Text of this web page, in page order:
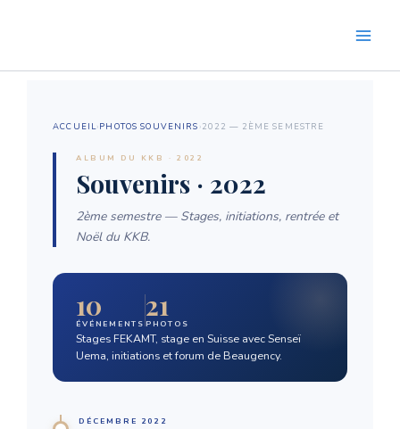
ACCUEIL›PHOTOS SOUVENIRS ›2022 — 2ÈME SEMESTRE
ALBUM DU KKB · 2022
Souvenirs · 2022
2ème semestre — Stages, initiations, rentrée et
Noël du KKB.
10
ÉVÉNEMENTS
21
PHOTOS
Stages FEKAMT, stage en Suisse avec Senseï
Uema, initiations et forum de Beaugency.
DÉCEMBRE 2022